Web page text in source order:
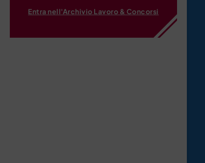
Entra nell'Archivio Lavoro & Concorsi